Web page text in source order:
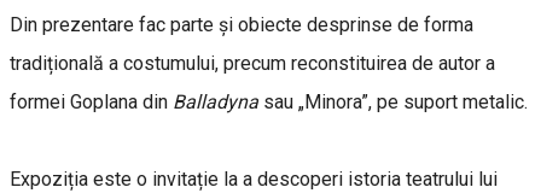
Din prezentare fac parte și obiecte desprinse de forma
tradițională a costumului, precum reconstituirea de autor a
formei Goplana din Balladyna sau „Minora”, pe suport metalic.
Expoziția este o invitație la a descoperi istoria teatrului lui